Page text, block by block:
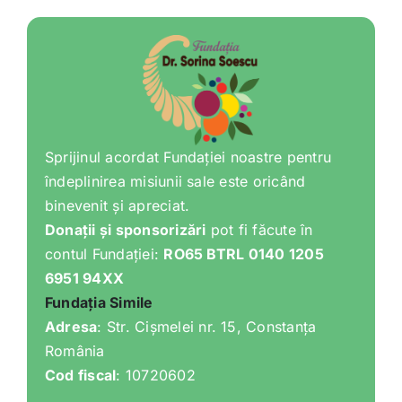
Tratamente naturale
Iubim fructele
Sprijinul acordat Fundației noastre pentru
îndeplinirea misiunii sale este oricând
binevenit și apreciat.
Donații și sponsorizări pot fi făcute în
contul Fundației: RO65 BTRL 0140 1205
6951 94XX
Fundația Simile
Adresa: Str. Cișmelei nr. 15, Constanța
România
Cod fiscal: 10720602